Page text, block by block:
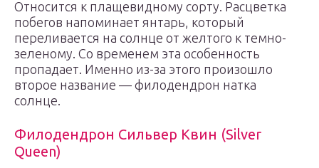
Относится к плащевидному сорту. Расцветка
побегов напоминает янтарь, который
переливается на солнце от желтого к темно-
зеленому. Со временем эта особенность
пропадает. Именно из-за этого произошло
второе название — филодендрон натка
солнце.
Филодендрон Сильвер Квин (Silver
Queen)